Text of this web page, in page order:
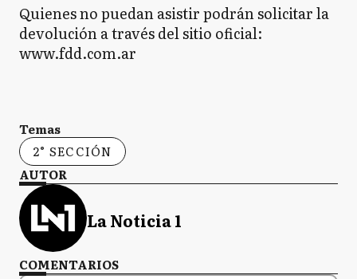
Quienes no puedan asistir podrán solicitar la
devolución a través del sitio oficial:
www.fdd.com.ar
Temas
2° SECCIÓN
AUTOR
La Noticia 1
COMENTARIOS